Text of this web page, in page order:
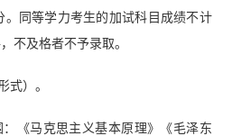
同等学力考生的加试科目成绩不计
不及格者不予录取。
式）。
《马克思主义基本原理》《毛泽东